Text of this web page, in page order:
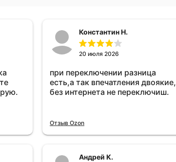
Константин Н.
20 июля 2026
при переключении разница
есть,а так впечатления двоякие,
без интернета не переключиш.
Отзыв Ozon
Андрей К.